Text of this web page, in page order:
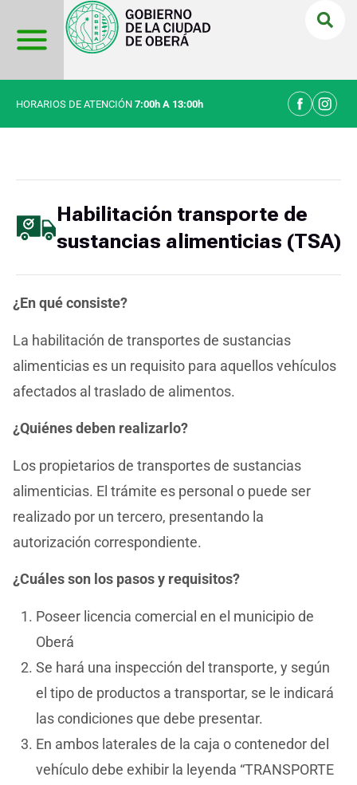
contenido
HORARIOS DE ATENCIÓN 7:00h A 13:00h
Habilitación transporte de
sustancias alimenticias (TSA)
¿En qué consiste?
La habilitación de transportes de sustancias
alimenticias es un requisito para aquellos vehículos
afectados al traslado de alimentos.
¿Quiénes deben realizarlo?
Los propietarios de transportes de sustancias
alimenticias. El trámite es personal o puede ser
realizado por un tercero, presentando la
autorización correspondiente.
¿Cuáles son los pasos y requisitos?
Poseer licencia comercial en el municipio de
Oberá
Se hará una inspección del transporte, y según
el tipo de productos a transportar, se le indicará
las condiciones que debe presentar.
En ambos laterales de la caja o contenedor del
vehículo debe exhibir la leyenda “TRANSPORTE